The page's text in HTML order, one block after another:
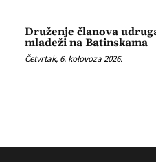
Druženje članova
mladeži na Batinskama
Četvrtak, 6. kolovoza 2026.